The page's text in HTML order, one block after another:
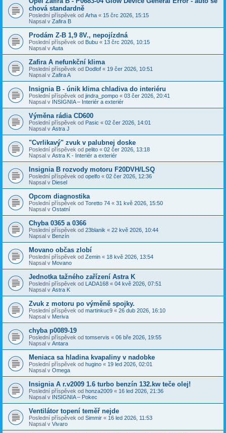
chová standardně
Poslední příspěvek od Arha « 15 črc 2026, 15:15
Napsal v Zafira B
Prodám Z-B 1,9 8V., nepojízdná
Poslední příspěvek od Bubu « 13 črc 2026, 10:15
Napsal v Auta
Zafira A nefunkční klima
Poslední příspěvek od Dodlof « 19 čer 2026, 10:51
Napsal v Zafira A
Insignia B - únik klima chladiva do interiéru
Poslední příspěvek od jindra_pompo « 03 čer 2026, 20:41
Napsal v INSIGNIA – Interiér a exteriér
Výměna rádia CD600
Poslední příspěvek od Pasic « 02 čer 2026, 14:01
Napsal v Astra J
"Cvrlikavý" zvuk v palubnej doske
Poslední příspěvek od pelito « 02 čer 2026, 13:18
Napsal v Astra K - Interiér a exteriér
Insignia B rozvody motoru F20DVH/LSQ
Poslední příspěvek od opelfo « 02 čer 2026, 12:36
Napsal v Diesel
Opcom diagnostika
Poslední příspěvek od Toretto 74 « 31 kvě 2026, 15:50
Napsal v Ostatní
Chyba 0365 a 0366
Poslední příspěvek od 23blanik « 22 kvě 2026, 10:44
Napsal v Benzín
Movano občas zlobí
Poslední příspěvek od Zemin « 18 kvě 2026, 13:54
Napsal v Movano
Jednotka tažného zařízení Astra K
Poslední příspěvek od LADA168 « 04 kvě 2026, 07:51
Napsal v Astra K
Zvuk z motoru po výměně spojky.
Poslední příspěvek od martinkuc9 « 26 dub 2026, 16:10
Napsal v Meriva
chyba p0089-19
Poslední příspěvek od tomservis « 06 bře 2026, 19:55
Napsal v Antara
Meniaca sa hladina kvapaliny v nadobke
Poslední příspěvek od hugino « 19 led 2026, 02:01
Napsal v Omega
Insignia A r.v2009 1.6 turbo benzín 132.kw teče olej!
Poslední příspěvek od honza2009 « 16 led 2026, 21:36
Napsal v INSIGNIA – Pokec
Ventilátor topení teměř nejde
Poslední příspěvek od Simmir « 16 led 2026, 11:53
Napsal v Vivaro